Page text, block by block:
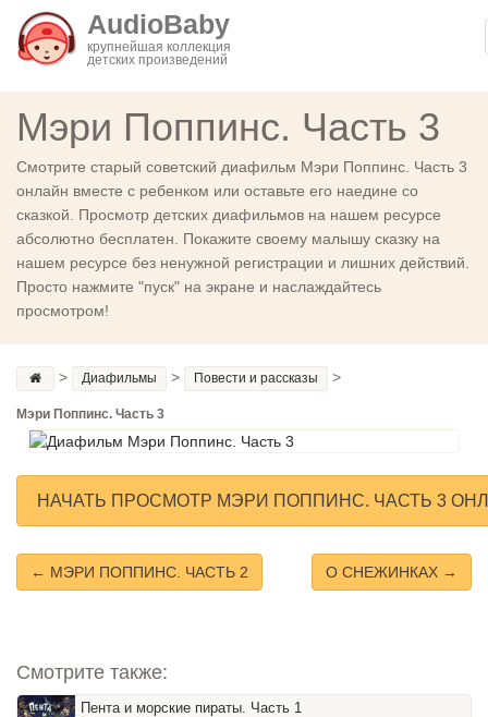
AudioBaby
крупнейшая коллекция
детских произведений
Мэри Поппинс. Часть 3
Смотрите старый советский диафильм Мэри Поппинс. Часть 3
онлайн вместе с ребенком или оставьте его наедине со
сказкой. Просмотр детских диафильмов на нашем ресурсе
абсолютно бесплатен. Покажите своему малышу сказку на
нашем ресурсе без ненужной регистрации и лишних действий.
Просто нажмите "пуск" на экране и наслаждайтесь
просмотром!
> Диафильмы > Повести и рассказы >
Мэри Поппинс. Часть 3
НАЧАТЬ ПРОСМОТР МЭРИ ПОППИНС. ЧАСТЬ 3
← МЭРИ ПОППИНС. ЧАСТЬ 2 О СНЕЖИНКАХ →
Смотрите также:
Пента и морские пираты. Часть 1